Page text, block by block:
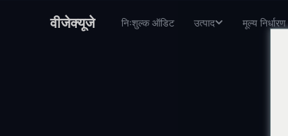
वीजेक्यूजे निःशुल्क ऑडिट उत्पाद मूल्य निर्धारण